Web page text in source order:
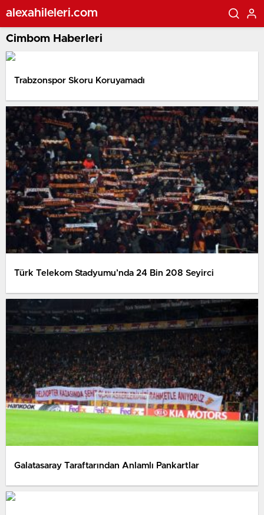
alexahileleri.com
Cimbom Haberleri
Trabzonspor Skoru Koruyamadı
Türk Telekom Stadyumu’nda 24 Bin 208 Seyirci
Galatasaray Taraftarından Anlamlı Pankartlar